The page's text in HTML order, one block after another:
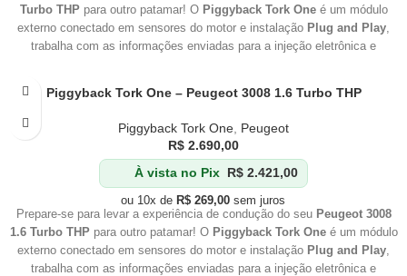
Turbo THP para outro patamar! O Piggyback Tork Oneé um módulo
externo conectado em sensores do motor e instalação Plug and Play,
trabalha com as informações enviadas para a injeção eletrônica e
Piggyback Tork One – Peugeot 3008 1.6 Turbo THP
Piggyback Tork One Peugeot
R$ 2.690,00
À vista no Pix R$ 2.421,00
ou 10x deR$ 269,00 sem juros
Prepare-se para levar a experiência de condução do seu Peugeot 3008
1.6 Turbo THP para outro patamar! O Piggyback Tork Oneé um módulo
externo conectado em sensores do motor e instalação Plug and Play
trabalha com as informações enviadas para a injeção eletrônica e